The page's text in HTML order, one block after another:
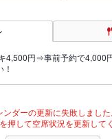
4,500円⇒事前予約で4,000
ンダーの更新に失敗しました
押して空席状況を更新して